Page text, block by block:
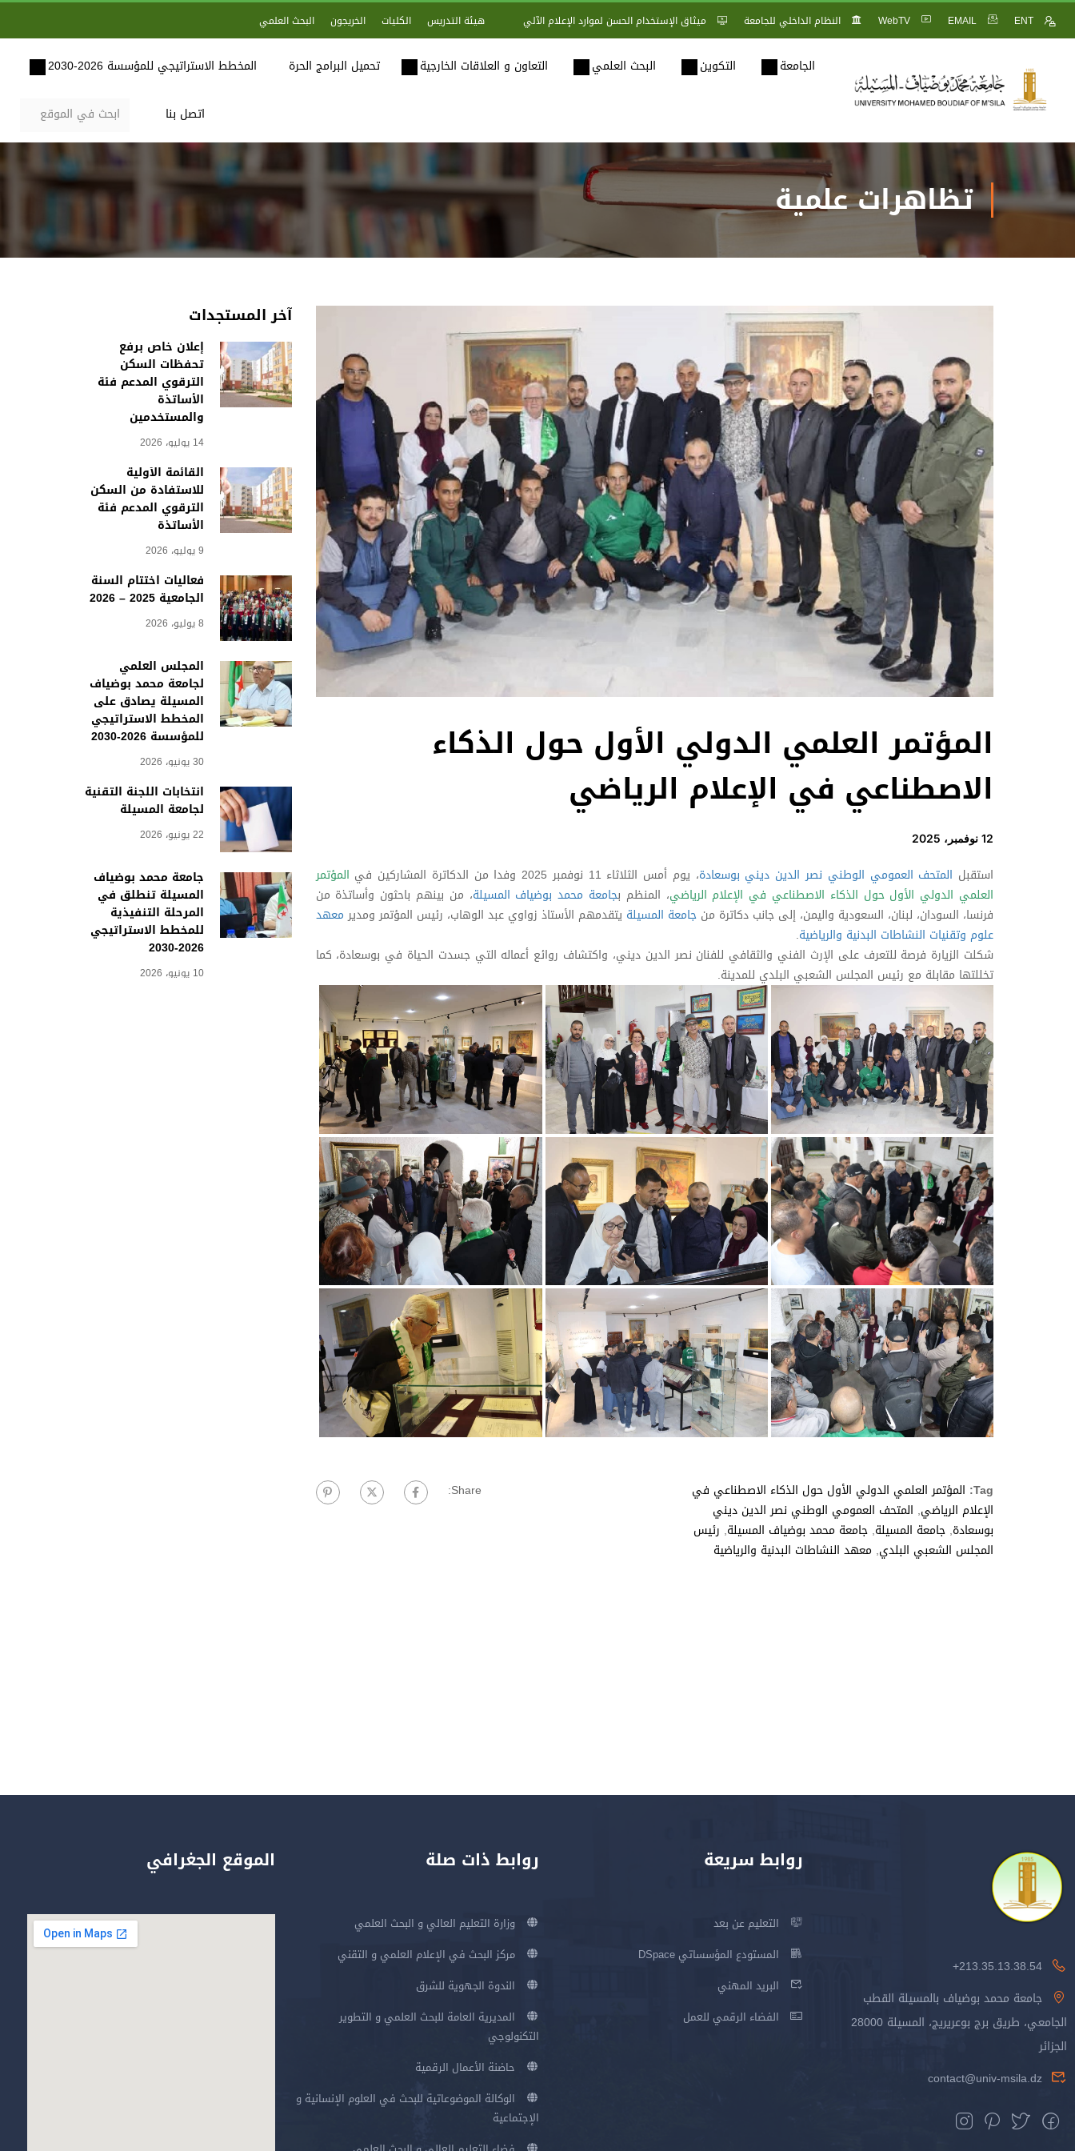
ENT
EMAIL
WebTV النظام الداخلي للجامعة ميثاق الإستخدام الحسن لموارد الإعلام الآلي هيئة التدريس الكليات الخريجون البحث العلمي
الجامعة التكوين البحث العلمي التعاون و العلاقات الخارجية تحميل البرامج الحرة المخطط الاستراتيجي للمؤسسة 2026-2030
اتصل بنا
تظاهرات علمية
المؤتمر العلمي الدولي الأول حول الذكاء
الاصطناعي في الإعلام الرياضي
12 نوفمبر، 2025
استقبل المتحف العمومي الوطني نصر الدين ديني بوسعادة، يوم أمس الثلاثاء 11 نوفمبر 2025 وفدا من الدكاترة المشاركين في
المؤتمر
العلمي الدولي الأول حول الذكاء الاصطناعي في الإعلام الرياضي، المنظم بجامعة محمد بوضياف المسيلة، من بينهم باحثون وأساتذة من
فرنسا، السودان، لبنان، السعودية واليمن، إلى جانب دكاترة منجامعة المسيلة يتقدمهم الأستاذ زواوي عبد الوهاب، رئيس المؤتمر ومديرمعهد
علوم وتقنيات النشاطات البدنية والرياضية.
شكلت الزيارة فرصة للتعرف على الإرث الفني والثقافي للفنان نصر الدين ديني، واكتشاف روائع أعماله التي جسدت الحياة في بوسعادة، كما
تخللتها مقابلة مع رئيس المجلس الشعبي البلدي للمدينة.
Tag: المؤتمر العلمي الدولي الأول حول الذكاء الاصطناعي في
الإعلام الرياضي, المتحف العمومي الوطني نصر الدين ديني
بوسعادة, جامعة المسيلة, جامعة محمد بوضياف المسيلة, رئيس
المجلس الشعبي البلدي, معهد النشاطات البدنية والرياضية
Share:
آخر المستجدات
إعلان خاص برفع
تحفظات السكن
الترقوي المدعم فئة
الأساتذة
والمستخدمين
14 يوليو، 2026
القائمة الأولية
للاستفادة من السكن
الترقوي المدعم فئة
الأساتذة
9 يوليو، 2026
فعاليات اختتام السنة
الجامعية 2025 – 2026
8 يوليو، 2026
المجلس العلمي
لجامعة محمد بوضياف
المسيلة يصادق على
المخطط الاستراتيجي
للمؤسسة 2026-2030
30 يونيو، 2026
انتخابات اللجنة التقنية
لجامعة المسيلة
22 يونيو، 2026
جامعة محمد بوضياف
المسيلة تنطلق في
المرحلة التنفيذية
للمخطط الاستراتيجي
2026-2030
10 يونيو، 2026
213.35.13.38.54+
جامعة محمد بوضياف بالمسيلة القطب
الجامعي، طريق برج بوعريريج، المسيلة 28000
الجزائر
contact@univ-msila.dz
روابط سريعة
التعليم عن بعد
المستودع المؤسساتي DSpace
البريد المهني
الفضاء الرقمي للعمل
روابط ذات صلة
وزارة التعليم العالي و البحث العلمي
مركز البحث في الإعلام العلمي و التقني
الندوة الجهوية للشرق
المديرية العامة للبحث العلمي و التطوير
التكنولوجي
حاضنة الأعمال الرقمية
الوكالة الموضوعاتية للبحث في العلوم الإنسانية و
الإجتماعية
الموقع الجغرافي